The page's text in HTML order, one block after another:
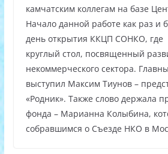
камчатским коллегам на базе
Начало данной работе как раз и
день открытия ККЦП СОНКО,
круглый стол, посвященный
некоммерческого сектора.
выступил Максим Тиунов –
«Родник». Также слово держала
фонда – Марианна Колыбина,
собравшимся о Съезде НКО в